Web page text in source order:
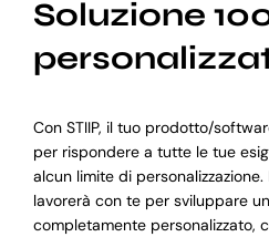
Soluzione
Con STIIP, il tuo prodotto/
per rispondere a tutte le tue
alcun limite di
lavorerà con te per sviluppare
completamente personalizzato,